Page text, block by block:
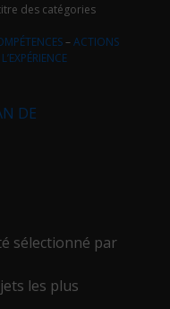
des catégories
–ACTIONS
DE
sélectionné par
les plus